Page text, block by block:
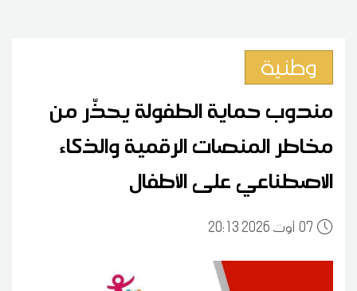
وطنية
مندوب حماية الطفولة يحذّر من
مخاطر المنصات الرقمية والذكاء
الاصطناعي على الأطفال
0720:13 2026 أوت